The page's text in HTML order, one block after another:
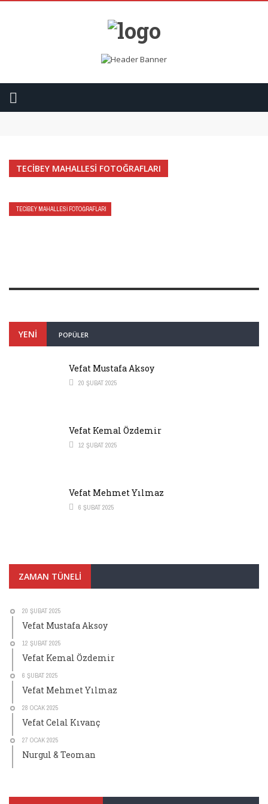
Nurgul & Teoman
TECIBEY MAHALLESI FOTOĞRAFLARI
TECIBEY MAHALLESI FOTOĞRAFLARI
YENI POPÜLER
Vefat Mustafa Aksoy
20 ŞUBAT 2025
Vefat Kemal Özdemir
12 ŞUBAT 2025
Vefat Mehmet Yılmaz
6 ŞUBAT 2025
ZAMAN TÜNELI
20 ŞUBAT 2025
Vefat Mustafa Aksoy
12 ŞUBAT 2025
Vefat Kemal Özdemir
6 ŞUBAT 2025
Vefat Mehmet Yılmaz
28 OCAK 2025
Vefat Celal Kıvanç
27 OCAK 2025
Nurgul & Teoman